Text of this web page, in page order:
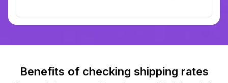
Benefits of checking shipping rates